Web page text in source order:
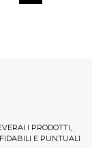
I PRODOTTI,
E PUNTUALI